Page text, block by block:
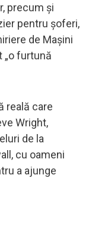
precum și
pentru șoferi,
de Mașini
„o furtună
reală care
Wright,
de la
cu oameni
a ajunge